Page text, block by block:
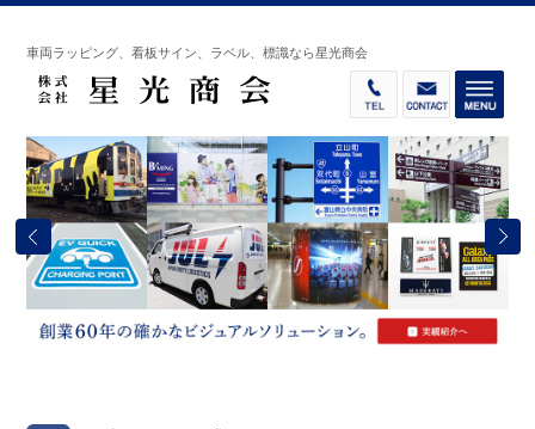
車両ラッピング、看板サイン、ラベル、標識なら星光商会